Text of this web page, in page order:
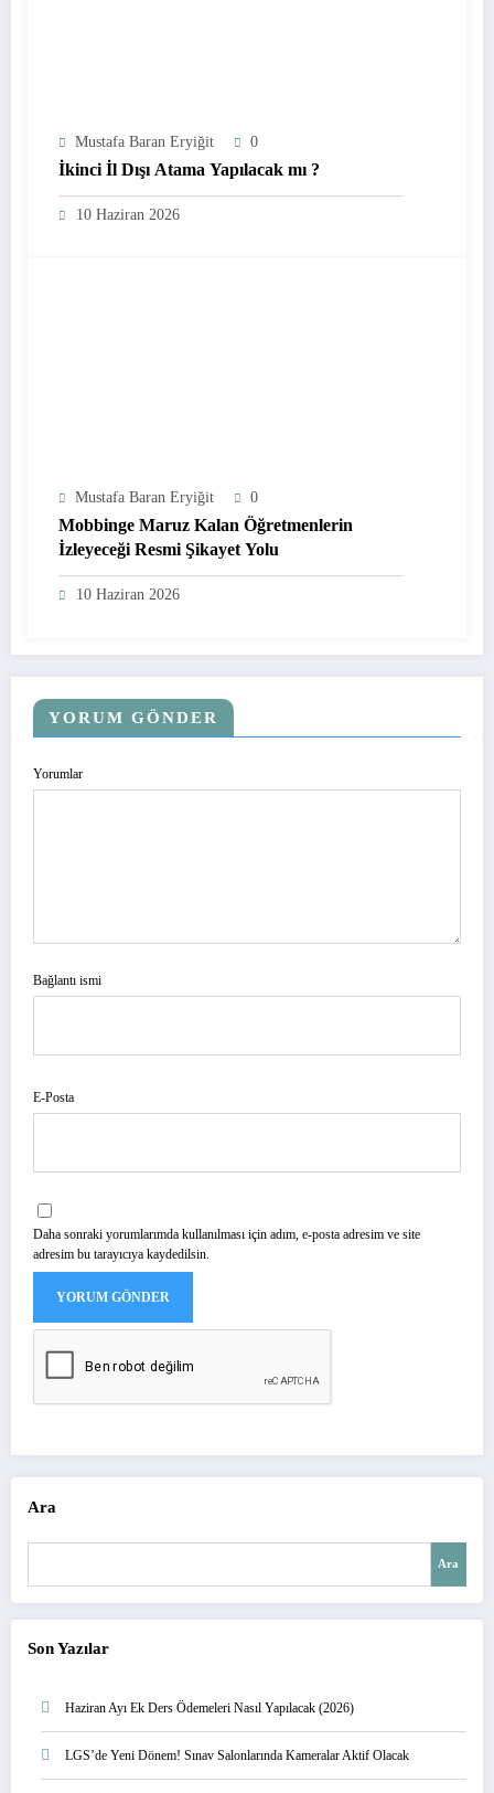
Mustafa Baran Eryiğit 0
İkinci İl Dışı Atama Yapılacak mı ?
10 Haziran 2026
Mustafa Baran Eryiğit 0
Mobbinge Maruz Kalan Öğretmenlerin
İzleyeceği Resmi Şikayet Yolu
10 Haziran 2026
YORUM GÖNDER
Yorumlar
Bağlantı ismi
E-Posta
Daha sonraki yorumlarımda kullanılması için adım, e-posta adresim ve site
adresim bu tarayıcıya kaydedilsin.
Ara
Ara
Son Yazılar
Haziran Ayı Ek Ders Ödemeleri Nasıl Yapılacak (2026)
LGS’de Yeni Dönem! Sınav Salonlarında Kameralar Aktif Olacak